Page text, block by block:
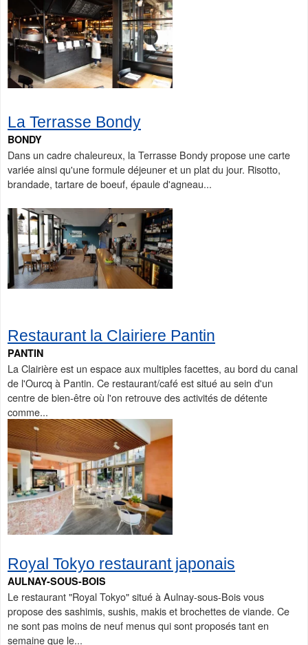
La Terrasse Bondy
BONDY
Dans un cadre chaleureux, la Terrasse Bondy propose une carte
variée ainsi qu'une formule déjeuner et un plat du jour. Risotto,
brandade, tartare de boeuf, épaule d'agneau...
Restaurant la Clairiere Pantin
PANTIN
La Clairière est un espace aux multiples facettes, au bord du canal
de l'Ourcq à Pantin. Ce restaurant/café est situé au sein d'un
centre de bien-être où l'on retrouve des activités de détente
comme...
Royal Tokyo restaurant japonais
AULNAY-SOUS-BOIS
Le restaurant "Royal Tokyo" situé à Aulnay-sous-Bois vous
propose des sashimis, sushis, makis et brochettes de viande. Ce
ne sont pas moins de neuf menus qui sont proposés tant en
semaine que le...